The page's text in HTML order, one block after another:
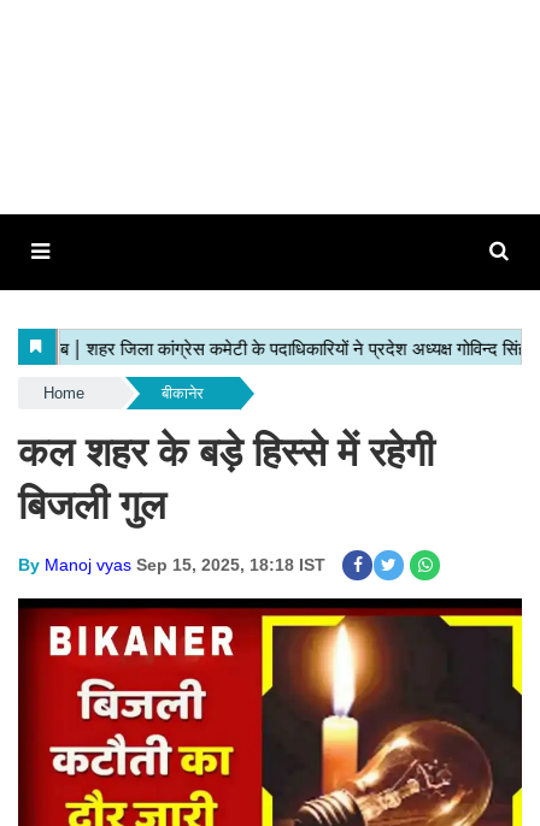
Home बीकानेर
कल शहर के बड़े हिस्से में रहेगी
बिजली गुल
By Manoj vyas Sep 15, 2025, 18:18 IST